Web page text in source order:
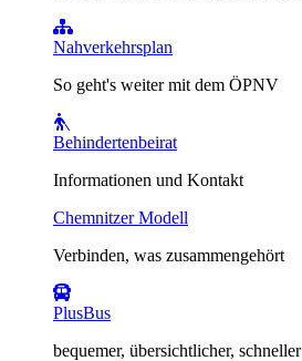
Nahverkehrsplan
So geht's weiter mit dem ÖPNV
Behindertenbeirat
Informationen und Kontakt
Chemnitzer Modell
Verbinden, was zusammengehört
PlusBus
bequemer, übersichtlicher, schneller